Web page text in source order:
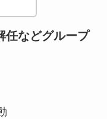
任などグループ